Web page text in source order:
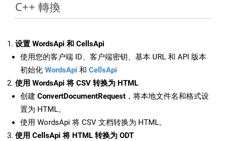
C++ 轉換
设置 WordsApi 和 CellsApi
使用您的客户端 ID、客户端密钥、基本 URL 和 API 版本
初始化 WordsApi 和 CellsApi
使用 WordsApi 将 CSV 转换为 HTML
创建 ConvertDocumentRequest ，将本地文件名和格式设
置为 HTML。
使用 WordsApi 将 CSV 文档转换为 HTML。
使用 CellsApi 将 HTML 转换为 ODT